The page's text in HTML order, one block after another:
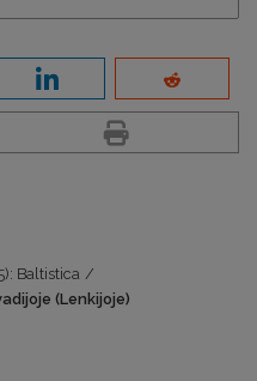
Baltistica /
(Lenkijoje)